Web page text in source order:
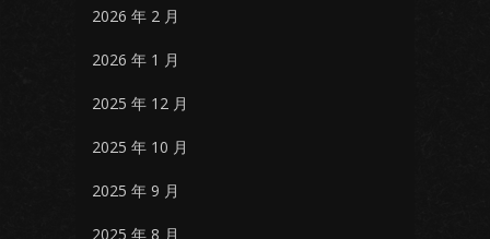
2026 年 2 月
2026 年 1 月
2025 年 12 月
2025 年 10 月
2025 年 9 月
2025 年 8 月